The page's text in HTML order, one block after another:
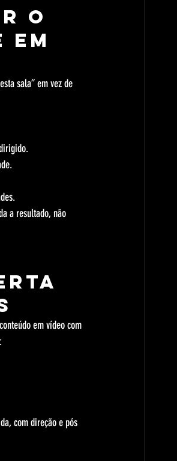
o
sala” em vez de
a resultado, não
em vídeo com
com direção e pós